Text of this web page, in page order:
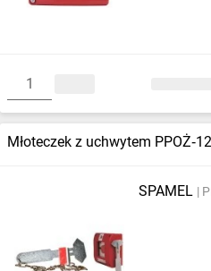
Młoteczek z uchwytem
SPAMEL